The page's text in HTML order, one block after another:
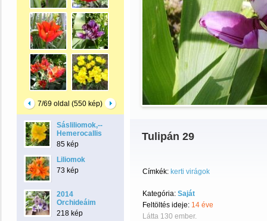
7/69 oldal (550 kép)
Sásliliomok,--
Hemerocallis
85 kép
Liliomok
73 kép
2014
Orchideáim
218 kép
Tulipán 29
Címkék: kerti virágok
Kategória: Saját
Feltöltés ideje: 14 éve
Látta 130 ember.